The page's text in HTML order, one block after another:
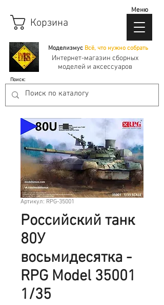
Моделизмус Всё, что нужно собрать
Корзина
Интернет-магазин сборных
моделей и аксессуаров
Поиск:
Меню
Артикул: RPG-35001
Российский танк
80У
восьмидесятка -
RPG Model 35001
1/35